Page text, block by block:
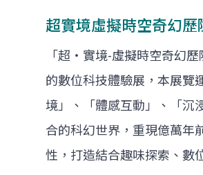
超實境虛擬時空奇幻歷
「超‧實境-虛擬時空奇幻
的數位科技體驗展，本展覽
境」、「體感互動」、「沉
合的科幻世界，重現億萬年
性，打造結合趣味探索、數